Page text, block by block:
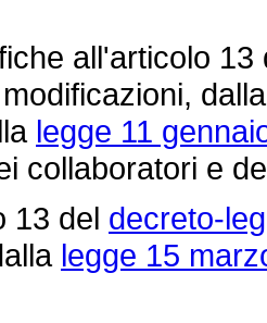
all'articolo
legge 11
collaboratori e
del decreto-
legge 15